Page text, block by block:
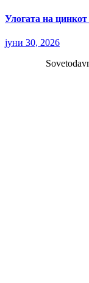
Улогата на
јуни 30, 2026